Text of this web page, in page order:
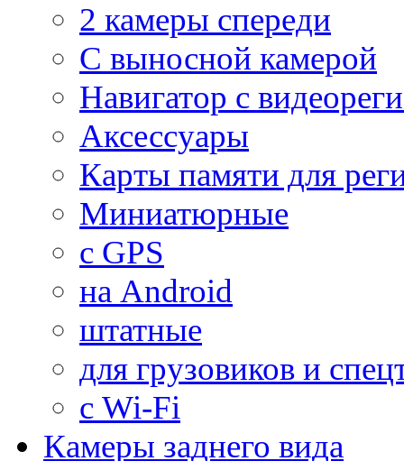
2 камеры спереди
С выносной камерой
Навигатор с
Аксессуары
Карты памяти для
Миниатюрные
с GPS
на Android
штатные
для грузовиков и
с Wi-Fi
Камеры заднего вида